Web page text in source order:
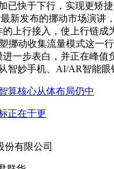
快于下行，实现更矫捷
新发布的挪动市场演讲
的上行接入，使上行链
挪动收集流量模式这一
进一步表白，并正在峰
妙手机、AI/AR智能眼
算核心从体布局仍中
正在于更